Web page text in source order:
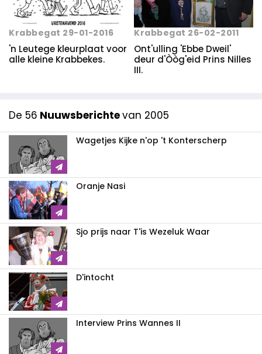
Krabbegat 29-01-2016
'n Leutege kleurplaat voor
alle kleine Krabbekes.
Krabbegat 26-02-2011
Ont'ulling 'Ebbe Dweil'
deur d'Òòg'eid Prins Nilles
III.
De 56 Nuuwsberichtevan 2005
Wagetjes Kijke n'op 't Konterscherp
Oranje Nasi
Sjo prijs naar T'is Wezeluk Waar
D'intocht
Interview Prins Wannes II